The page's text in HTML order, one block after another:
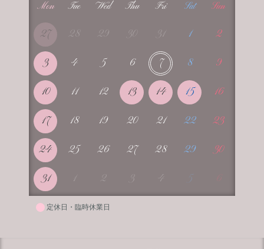
Mon Tue Wed Thu Fri Sat Sun
27 28 29 30 31 1 2
3 4 5 6 7 8 9
10 11 12 13 14 15 16
17 18 19 20 21 22 23
24 25 26 27 28 29 30
31 1 2 3 4 5 6
定休日・臨時休業日